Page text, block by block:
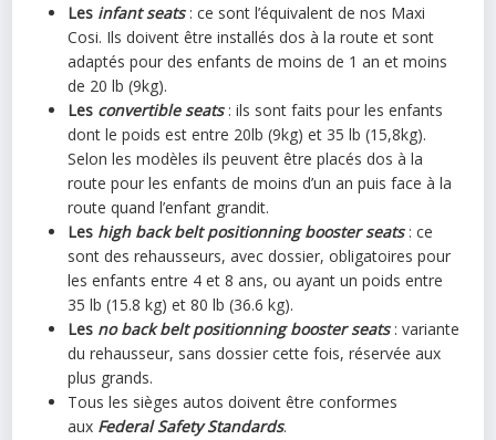
Les infant seats: ce sont l’équivalent de nos Maxi
Cosi. Ils doivent être installés dos à la route et sont
adaptés pour des enfants de moins de 1 an et moins
de 20 lb (9kg).
Les convertible seats: ils sont faits pour les enfants
dont le poids est entre 20lb (9kg) et 35 lb (15,8kg).
Selon les modèles ils peuvent être placés dos à la
route pour les enfants de moins d’un an puis face à la
route quand l’enfant grandit.
Les high back belt positionning booster seats: ce
sont des rehausseurs, avec dossier, obligatoires pour
les enfants entre 4 et 8 ans, ou ayant un poids entre
35 lb (15.8 kg) et 80 lb (36.6 kg).
Les no back belt positionning booster seats: variante
du rehausseur, sans dossier cette fois, réservée aux
plus grands.
Tous les sièges autos doivent être conformes
aux Federal Safety Standards.